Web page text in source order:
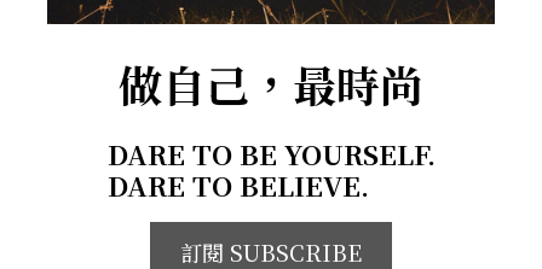
做自己，最時尚
DARE TO BE YOURSELF.
DARE TO BELIEVE.
訂閱 SUBSCRIBE